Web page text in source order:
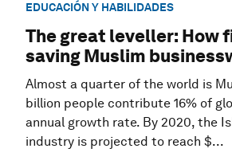
EDUCACIÓN Y HABILIDADES
The great leveller: How
saving Muslim
Almost a quarter of the world is
billion people contribute 16% of
annual growth rate. By 2020, the
industry is projected to reach $...